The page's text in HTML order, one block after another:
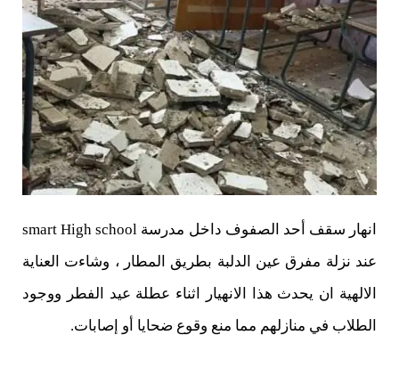
انهار سقف أحد الصفوف داخل مدرسة smart High school
عند نزلة مفرق عين الدلبة بطريق المطار ، وشاءت العناية
الالهية ان يحدث هذا الانهيار اثناء عطلة عيد الفطر ووجود
الطلاب في منازلهم مما منع وقوع ضحايا أو إصابات.